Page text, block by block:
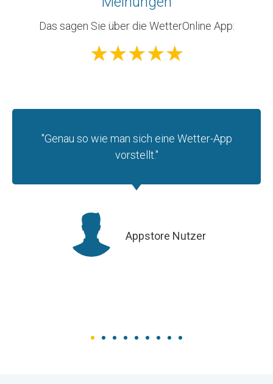
Das sagen Sie über die WetterOnline App:
★★★★★
"Genau so wie man sich eine Wetter-App
vorstellt."
Appstore Nutzer